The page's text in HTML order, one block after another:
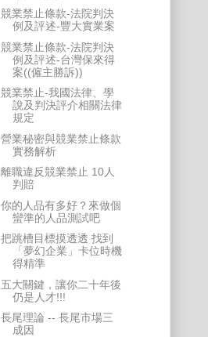
競業禁止條款-法院判決
例及評述-豐大實業案
競業禁止條款-法院判決
例及評述-台灣保來得
案((僱主勝訴))
競業禁止-我國法律、學
說及判決評介相關法律
規定
營業秘密與競業禁止條款
實務解析
離職違反競業禁止 10人
判賠
你的人品有多好？來做個
蠻準的人品測試吧
把跳槽目標摸透透 找到
「夢幻企業」卡位時機
得精準
五大關鍵，讓你二十年後
仍是人才!!!
長尾理論 -- 長尾市場三
成因